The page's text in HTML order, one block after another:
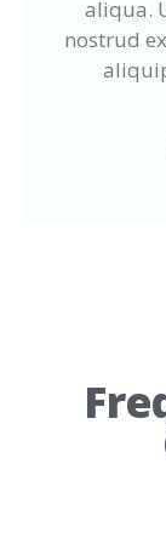
aliqua.
nostrud